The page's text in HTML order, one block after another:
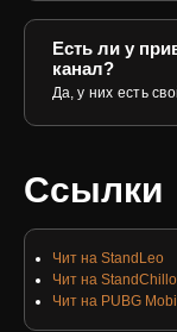
Есть ли у
канал?
Да, у них есть
Ссылки
Чит на StandLeo
Чит на
Чит на PUBG